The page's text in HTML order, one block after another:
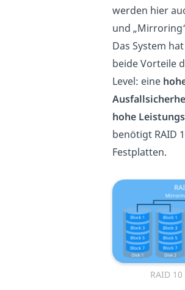
werden hier
und
Das System
beide Vorteile
Level: eine
hohe
benötigt RAID
Festplatten.
RAID